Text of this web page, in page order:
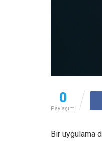
0
Paylaşım
Bir uygulama